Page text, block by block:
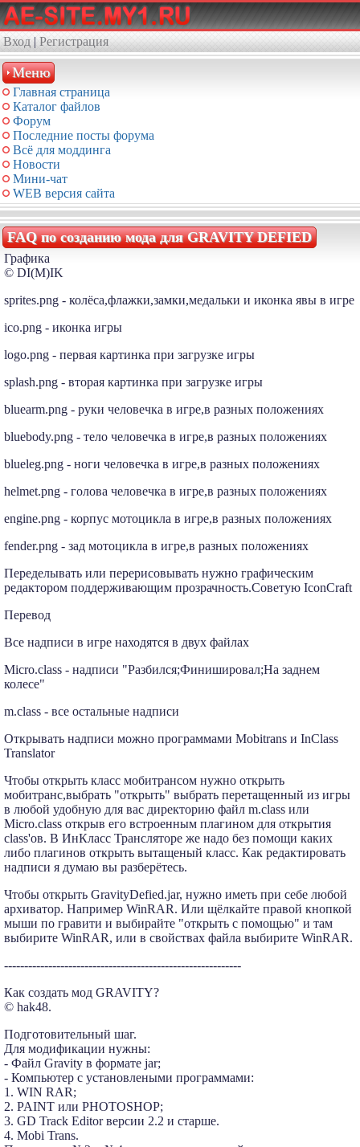
Вход | Регистрация
Меню
Главная страница
Каталог файлов
Форум
Последние посты форума
Всё для моддинга
Новости
Мини-чат
WEB версия сайта
FAQ по созданию мода для GRAVITY DEFIED
Графика
© DI(M)IK
sprites.png - колёса,флажки,замки,медальки и иконка явы в игре
ico.png - иконка игры
logo.png - первая картинка при загрузке игры
splash.png - вторая картинка при загрузке игры
bluearm.png - руки человечка в игре,в разных положениях
bluebody.png - тело человечка в игре,в разных положениях
blueleg.png - ноги человечка в игре,в разных положениях
helmet.png - голова человечка в игре,в разных положениях
engine.png - корпус мотоцикла в игре,в разных положениях
fender.png - зад мотоцикла в игре,в разных положениях
Переделывать или перерисовывать нужно графическим
редактором поддерживающим прозрачность.Советую IconCraft
Перевод
Все надписи в игре находятся в двух файлах
Micro.class - надписи "Разбился;Финишировал;На заднем
колесе"
m.class - все остальные надписи
Открывать надписи можно программами Mobitrans и InClass
Translator
Чтобы открыть класс мобитрансом нужно открыть
мобитранс,выбрать "открыть" выбрать перетащенный из игры
в любой удобную для вас директорию файл m.class или
Micro.class открыв его встроенным плагином для открытия
class'ов. В ИнКласс Трансляторе же надо без помощи каких
либо плагинов открыть вытащеный класс. Как редактировать
надписи я думаю вы разберётесь.
Чтобы открыть GravityDefied.jar, нужно иметь при себе любой
архиватор. Например WinRAR. Или щёлкайте правой кнопкой
мыши по гравити и выбирайте "открыть с помощью" и там
выбирите WinRAR, или в свойствах файла выбирите WinRAR.
-----------------------------------------------------------
Как создать мод GRAVITY?
© hak48.
Подготовительный шаг.
Для модификации нужны:
- Файл Gravity в формате jar;
- Компьютер с установлеными программами:
1. WIN RAR;
2. PAINT или PHOTOSHOP;
3. GD Track Editor версии 2.2 и старше.
4. Mobi Trans.